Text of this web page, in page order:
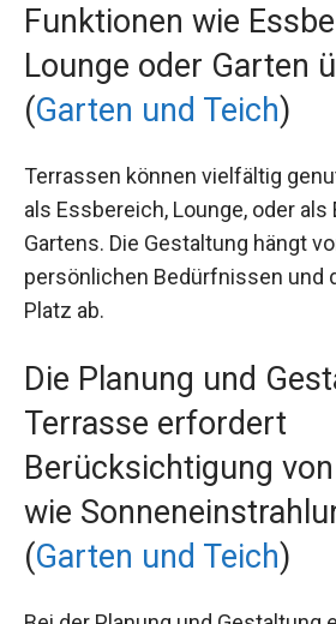
Funktionen wie
Lounge oder Garten
(Garten und Teich)
Terrassen können vielfältig
als Essbereich, Lounge, oder
Gartens. Die Gestaltung hängt
persönlichen Bedürfnissen und
Platz ab.
Die Planung und
Terrasse erfordert
Berücksichtigung
wie
(Garten und Teich)